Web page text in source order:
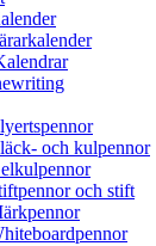
och kulpennor
och stift